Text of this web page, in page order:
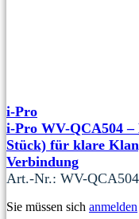
i-Pro
i-Pro WV-QCA504 –
Stück) für klare
Verbindung
Art.-Nr.: WV-QCA504
Sie müssen sich anmelden